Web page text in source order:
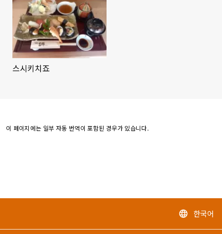
스시키치죠
이 페이지에는 일부 자동 번역이 포함된 경우가 있습니다.
language 한국어